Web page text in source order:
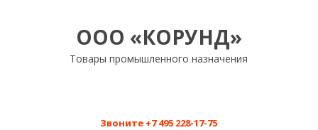
ООО «КОРУНД»
Товары промышленного назначения
Звоните +7 495 228-17-75